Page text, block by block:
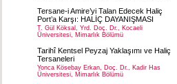
Tersane-i Amire’yi Talan Edecek Haliç
Port’a Karşı: HALİÇ DAYANIŞMASI
T. Gül Köksal, Yrd. Doç. Dr., Kocaeli
Üniversitesi, Mimarlık Bölümü
Tarihî Kentsel Peyzaj Yaklaşımı ve Haliç
Tersaneleri
Yonca Kösebay Erkan, Doç. Dr., Kadir Has
Üniversitesi, Mimarlık Bölümü